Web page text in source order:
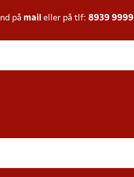
på mail eller på tlf: 8939 9999